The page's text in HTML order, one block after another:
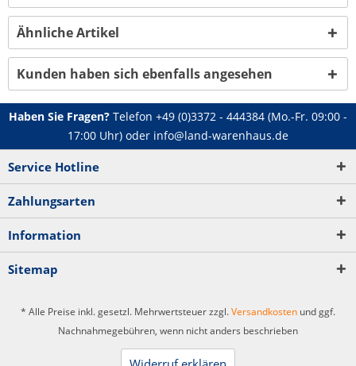
Ähnliche Artikel
Kunden haben sich ebenfalls angesehen
Haben Sie Fragen? Telefon +49 (0)3372 - 444384 (Mo.-Fr. 09:00 -
17:00 Uhr) oder info@land-warenhaus.de
Service Hotline
Zahlungsarten
Information
Sitemap
* Alle Preise inkl. gesetzl. Mehrwertsteuer zzgl.Versandkosten und ggf.
Nachnahmegebühren, wenn nicht anders beschrieben